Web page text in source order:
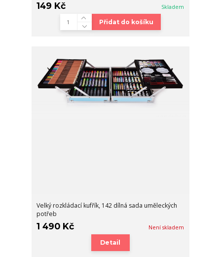
149 Kč Skladem
Přidat do košíku
Velký rozkládací kufřík, 142 dílná sada uměleckých
potřeb
1 490 Kč Není skladem
Detail